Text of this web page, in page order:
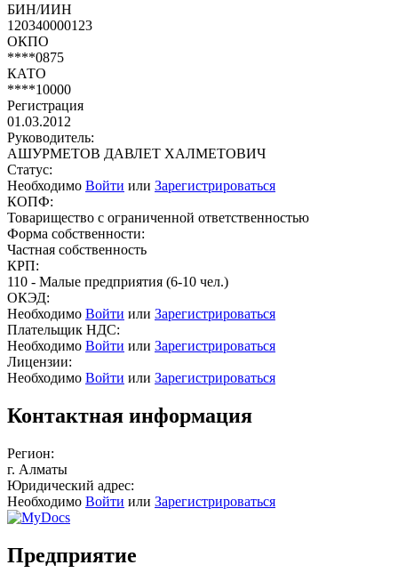
БИН/ИИН
120340000123
ОКПО
****0875
КАТО
****10000
Регистрация
01.03.2012
Руководитель:
АШУРМЕТОВ ДАВЛЕТ ХАЛМЕТОВИЧ
Статус:
Необходимо Войти или Зарегистрироваться
КОПФ:
Товарищество с ограниченной ответственностью
Форма собственности:
Частная собственность
КРП:
110 - Малые предприятия (6-10 чел.)
ОКЭД:
Необходимо Войти или Зарегистрироваться
Плательщик НДС:
Необходимо Войти или Зарегистрироваться
Лицензии:
Необходимо Войти или Зарегистрироваться
Контактная информация
Регион:
г. Алматы
Юридический адрес:
Необходимо Войти или Зарегистрироваться
Предприятие